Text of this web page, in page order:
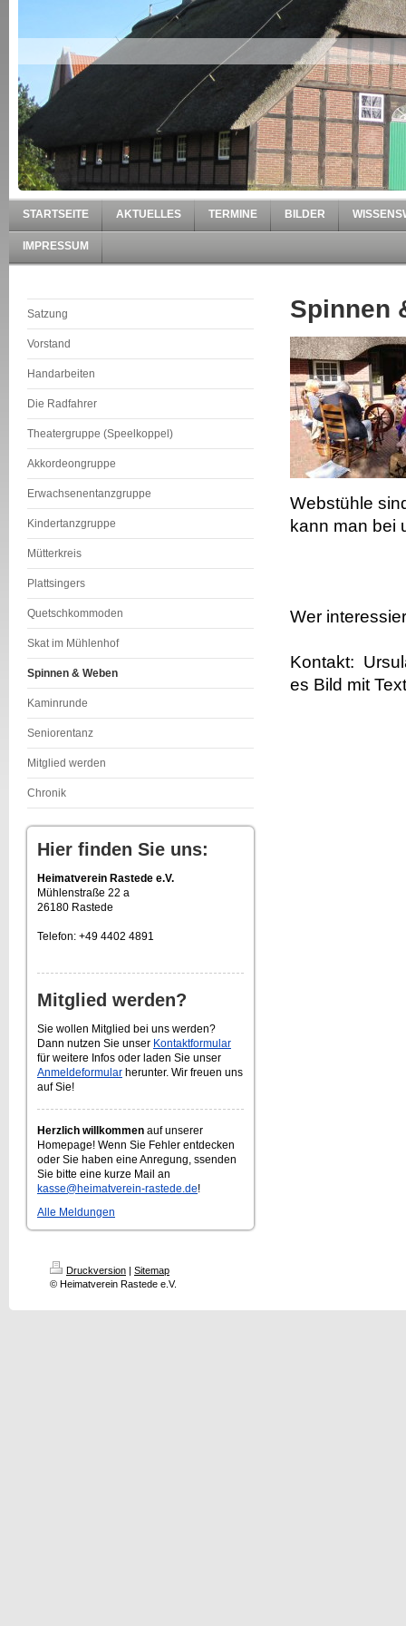
STARTSEITE AKTUELLES TERMINE BILDER
IMPRESSUM
Satzung
Vorstand
Handarbeiten
Die Radfahrer
Theatergruppe (Speelkoppel)
Akkordeongruppe
Erwachsenentanzgruppe
Kindertanzgruppe
Mütterkreis
Plattsingers
Quetschkommoden
Skat im Mühlenhof
Spinnen & Weben
Kaminrunde
Seniorentanz
Mitglied werden
Chronik
Hier finden Sie uns:
Heimatverein Rastede e.V.
Mühlenstraße 22 a
26180 Rastede
Telefon: +49 4402 4891
Mitglied werden?
Sie wollen Mitglied bei uns werden?
Dann nutzen Sie unser Kontaktformular
für weitere Infos oder laden Sie unser
Anmeldeformular herunter. Wir freuen uns
auf Sie!
Herzlich willkommen auf unserer
Homepage! Wenn Sie Fehler entdecken
oder Sie haben eine Anregung, ssenden
Sie bitte eine kurze Mail an
kasse@heimatverein-rastede.de!
Alle Meldungen
Spinnen
Webstühle
kann man bei
Wer
Kontakt:
es Bild mit
Druckversion | Sitemap
© Heimatverein Rastede e.V.